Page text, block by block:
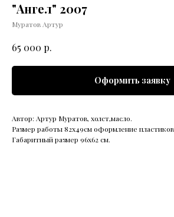
"Ангел" 2007
Муратов Артур
65 000 р.
Оформить заявку
Автор: Артур Муратов, холст,масло.
Размер работы 82х49см оформление
Габаритный размер 96х62 см.